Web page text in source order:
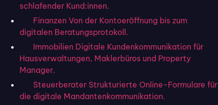
schlafender Kund:innen.
Finanzen Von der Kontoeröffnung bis zum
digitalen Beratungsprotokoll.
Immobilien Digitale Kundenkommunikation für
Hausverwaltungen, Maklerbüros und Property
Manager.
Steuerberater Strukturierte Online-Formulare für
die digitale Mandantenkommunikation.
Flixcheck
Digitale Kundenkommunikation. Formulare, Unterschriften und
Nachrichten – per SMS, WhatsApp und E-Mail.